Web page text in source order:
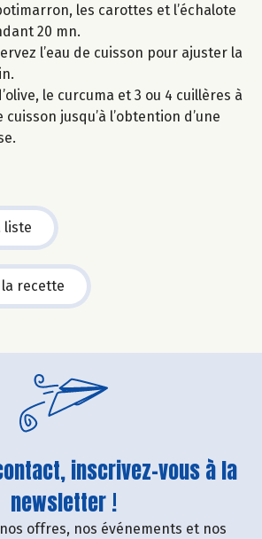
les carottes et l’échalote
20 mn.
l’eau de cuisson pour ajuster la
le curcuma et 3 ou 4 cuillères à
jusqu’à l’obtention d’une
liste
recette
inscrivez-vous à la
newsletter !
offres, nos événements et nos